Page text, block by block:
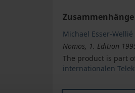
Michael Esser-Wellié
Nomos, 1. Edition
The product is part
internationalen